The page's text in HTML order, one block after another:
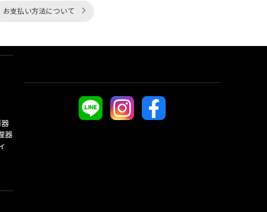
お支払い方法について
器